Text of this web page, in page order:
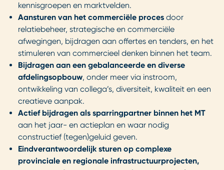
kennisgroepen en marktvelden.
Aansturen van het commerciële proces door
relatiebeheer, strategische en commerciële
afwegingen, bijdragen aan offertes en tenders, en het
stimuleren van commercieel denken binnen het team.
Bijdragen aan een gebalanceerde en diverse
afdelingsopbouw, onder meer via instroom,
ontwikkeling van collega’s, diversiteit, kwaliteit en een
creatieve aanpak.
Actief bijdragen als sparringpartner binnen het MT
aan het jaar- en actieplan en waar nodig
constructief (tegen)geluid geven.
Eindverantwoordelijk sturen op complexe
provinciale en regionale infrastructuurprojecten,